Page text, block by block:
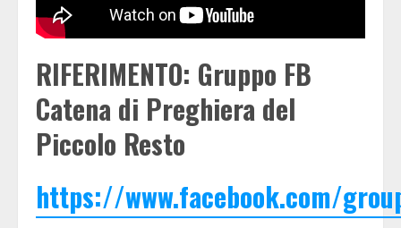
RIFERIMENTO: Gruppo FB
Catena di Preghiera del
Piccolo Resto
https://www.facebook.com/